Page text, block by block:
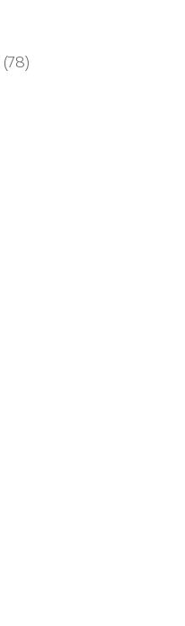
(78)